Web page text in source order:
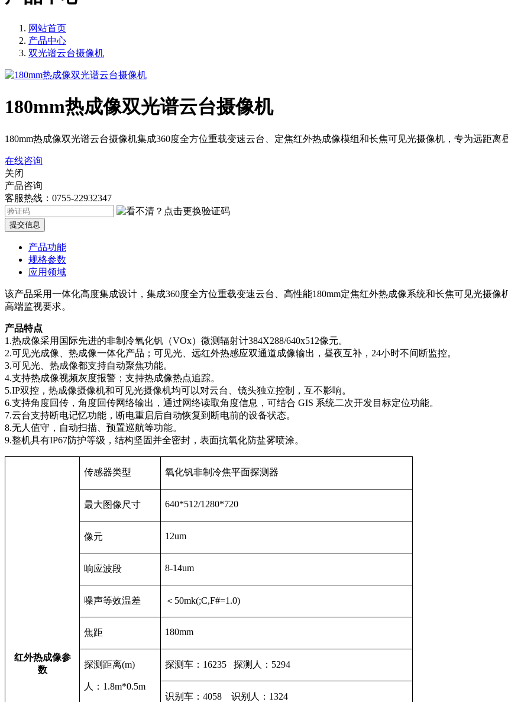
网站首页
产品中心
双光谱云台摄像机
180mm热成像双光谱云台摄像机
180mm热成像双光谱云台摄像机集成360度全方位重载变速云台、定焦红外热成像模组和长焦可见光摄像机，专为远距离
在线咨询
关闭
产品咨询
客服热线：0755-22932347
提交信息
产品功能
规格参数
应用领域
该产品采用一体化高度集成设计，集成360度全方位重载变速云台、高性能180mm定焦红外热成像系统和长焦可见光摄
高端监视要求。
产品特点
1.热成像采用国际先进的非制冷氧化钒（VOx）微测辐射计384X288/640x512像元。
2.可见光成像、热成像一体化产品；可见光、远红外热感应双通道成像输出，昼夜互补，24小时不间断监控。
3.可见光、热成像都支持自动聚焦功能。
4.支持热成像视频灰度报警；支持热成像热点追踪。
5.IP双控，热成像摄像机和可见光摄像机均可以对云台、镜头独立控制，互不影响。
6.支持角度回传，角度回传网络输出，通过网络读取角度信息，可结合 GIS 系统二次开发目标定位功能。
7.云台支持断电记忆功能，断电重启后自动恢复到断电前的设备状态。
8.无人值守，自动扫描、预置巡航等功能。
9.整机具有IP67防护等级，结构坚固并全密封，表面抗氧化防盐雾喷涂。
红外热成像参
数
传感器类型 氧化钒非制冷焦平面探测器
最大图像尺寸 640*512/1280*720
像元 12um
响应波段 8-14um
噪声等效温差 ＜50mk(;C,F#=1.0)
焦距 180mm
探测距离(m)
人：1.8m*0.5m
探测车：16235 探测人：5294
识别车：4058 识别人：1324